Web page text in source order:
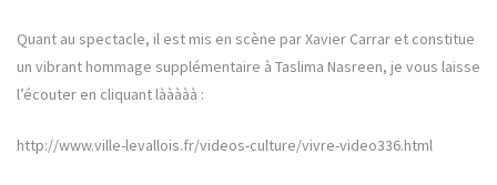
Quant au spectacle, il est mis en scène par Xavier Carrar et constitue
un vibrant hommage supplémentaire à Taslima Nasreen, je vous laisse
l’écouter en cliquant lààààà :
http://www.ville-levallois.fr/videos-culture/vivre-video336.html